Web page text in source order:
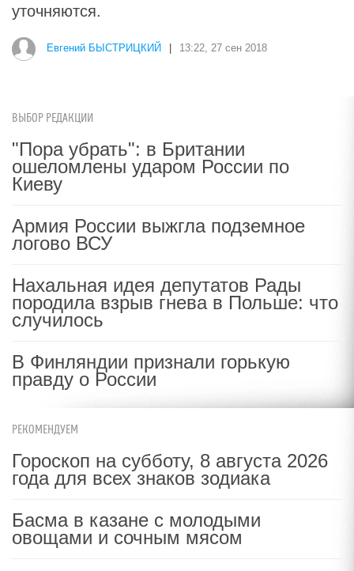
уточняются.
Евгений БЫСТРИЦКИЙ 13:22, 27 сен 2018
ВЫБОР РЕДАКЦИИ
"Пора убрать": в Британии
ошеломлены ударом России по
Киеву
Армия России выжгла подземное
логово ВСУ
Нахальная идея депутатов Рады
породила взрыв гнева в Польше: что
случилось
В Финляндии признали горькую
правду о России
РЕКОМЕНДУЕМ
Гороскоп на субботу, 8 августа 2026
года для всех знаков зодиака
Басма в казане с молодыми
овощами и сочным мясом